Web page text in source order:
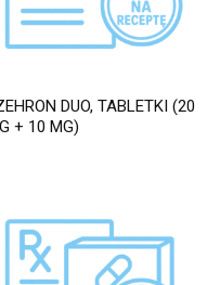
DUO, TABLETKI (20
+ 10 MG)